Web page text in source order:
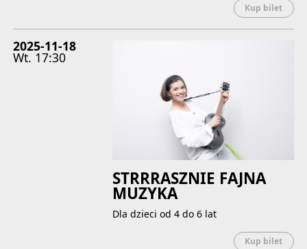
Kup bilet
2025-11-18
Wt. 17:30
STRRRASZNIE FAJNA
MUZYKA
Dla dzieci od 4 do 6 lat
Kup bilet